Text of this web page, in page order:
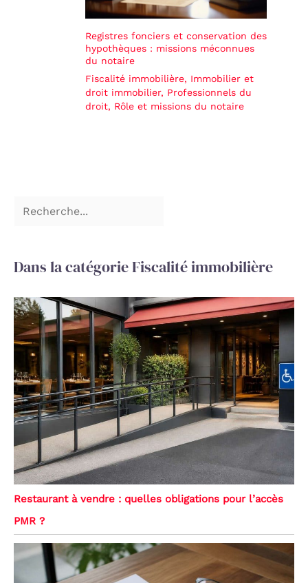
Registres fonciers et conservation des
hypothèques : missions méconnues
du notaire
Fiscalité immobilière, Immobilier et
droit immobilier, Professionnels du
droit, Rôle et missions du notaire
Dans la catégorie Fiscalité immobilière
Restaurant à vendre : quelles obligations pour l’accès
PMR ?